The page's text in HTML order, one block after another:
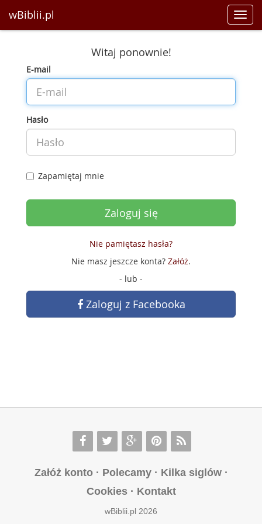
wBiblii.pl
Witaj ponownie!
E-mail
Hasło
Zapamiętaj mnie
Nie pamiętasz hasła?
Nie masz jeszcze konta? Załóż.
- lub -
Zaloguj z Facebooka
Załóż konto· Polecamy· Kilka siglów·
Cookies· Kontakt
wBiblii.pl 2026